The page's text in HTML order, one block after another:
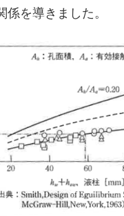
係を導きました。